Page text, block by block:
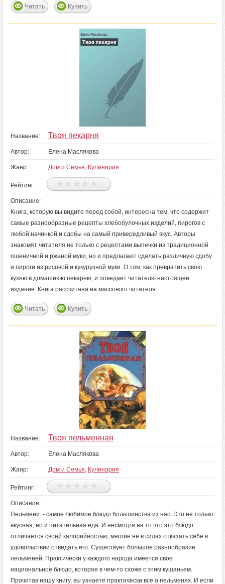
Читать Купить
Название: Твоя пекарня
Автор: Елена Маслякова
Жанр: Дом и Семья, Кулинария
Рейтинг:
Описание:
Книга, которую вы видите перед собой, интересна тем, что содержит
самые разнообразные рецепты хлебобулочных изделий, пирогов с
любой начинкой и сдобы на самый привередливый вкус. Авторы
знакомят читателя не только с рецептами выпечки из традиционной
пшеничной и ржаной муки, но и предлагают сделать различную сдобу
и пироги из рисовой и кукурузной муки. О том, как превратить свою
кухню в домашнюю пекарню, и поведает читателю настоящее
издание. Книга рассчитана на массового читателя.
Читать Купить
Название: Твоя пельменная
Автор: Елена Маслякова
Жанр: Дом и Семья, Кулинария
Рейтинг:
Описание:
Пельмени - самое любимое блюдо большинства из нас. Это не только
вкусная, но и питательная еда. И несмотря на то что это блюдо
отличается своей калорийностью, многие не в силах отказать себе в
удовольствии отведать его. Существует большое разнообразие
пельменей. Практически у каждого народа имеется свое
национальное блюдо, которое в чем-то схоже с этим кушаньем.
Прочитав нашу книгу, вы узнаете практически все о пельменях. И если